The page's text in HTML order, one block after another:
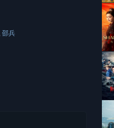
邵兵